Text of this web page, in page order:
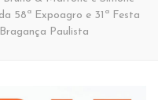
58ª Expoagro e 31ª Festa
Paulista